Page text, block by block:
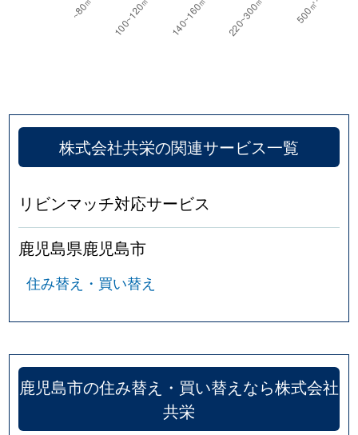
株式会社共栄の関連サービス一覧
リビンマッチ対応サービス
鹿児島県鹿児島市
住み替え・買い替え
鹿児島市の住み替え・買い替えなら株式会社
共栄